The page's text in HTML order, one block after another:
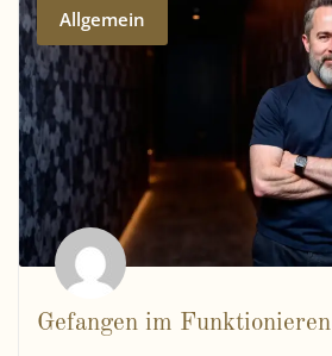
Allgemein
Gefangen im Funktionieren